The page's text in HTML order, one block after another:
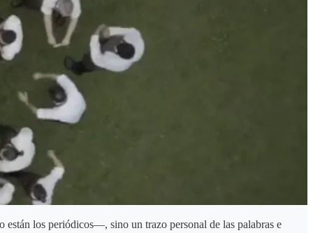
están los periódicos—, sino un trazo personal de las palabras e